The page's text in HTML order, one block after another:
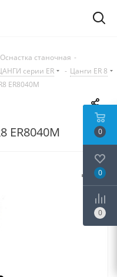
Оснастка станочная -
серии ER - Цанги ER 8
ER8040M
ER8040M 0
0
0